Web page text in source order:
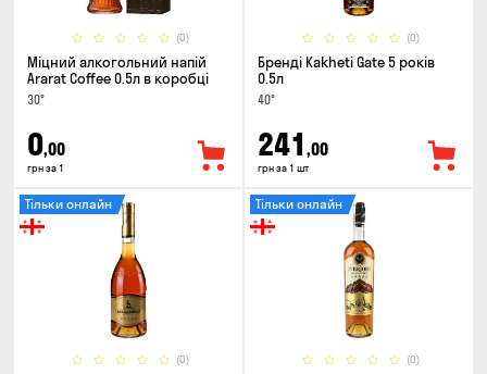
(0)
Міцний алкогольний напій
Ararat Coffee 0.5л в коробці
30°
0,00
грн за 1
(0)
Бренді Kakheti Gate 5 років
0.5л
40°
241 ,00
грн за 1 шт
(0)
Тільки онлайн
(0)
Тільки онлайн